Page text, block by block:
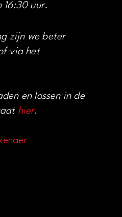
16:30 uur.
zijn we beter
via het
en lossen in de
hier.